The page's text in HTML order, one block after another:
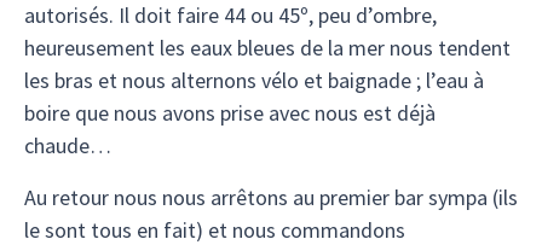
autorisés. Il doit faire 44 ou 45º, peu d’ombre,
heureusement les eaux bleues de la mer nous tendent
les bras et nous alternons vélo et baignade ; l’eau à
boire que nous avons prise avec nous est déjà
chaude…
Au retour nous nous arrêtons au premier bar sympa (ils
le sont tous en fait) et nous commandons